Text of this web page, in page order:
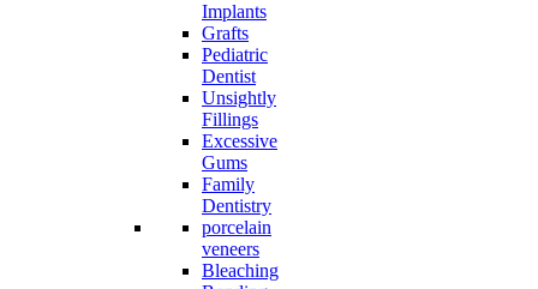
Implants
Grafts
Pediatric
Dentist
Unsightly
Fillings
Excessive
Gums
Family
Dentistry
porcelain
veneers
Bleaching